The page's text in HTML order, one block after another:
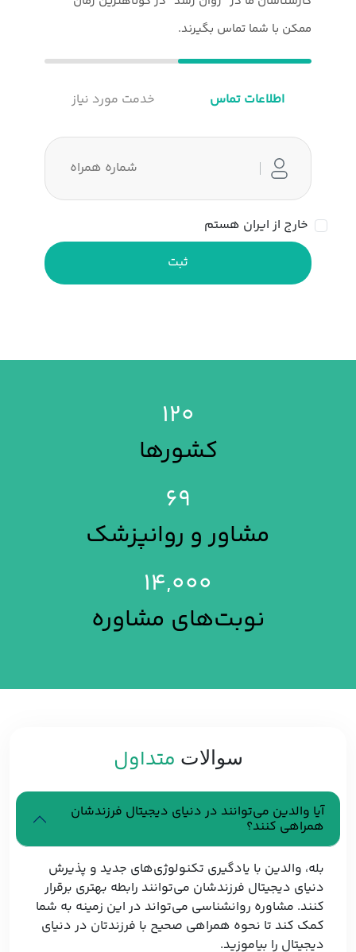
ممکن با شما تماس بگیرند.
اطلاعات تماس خدمت مورد نیاز
خارج از ایران هستم
ثبت
۱۲۰
کشورها
۶۹
مشاور و روانپزشک
۱۴,۰۰۰
نوبت‌های مشاوره
سوالات متداول
آیا والدین می‌توانند در دنیای دیجیتال فرزندشان
همراهی کنند؟
بله، والدین با یادگیری تکنولوژی‌های جدید و پذیرش
دنیای دیجیتال فرزندشان می‌توانند رابطه بهتری برقرار
کنند. مشاوره روانشناسی می‌تواند در این زمینه به شما
کمک کند تا نحوه همراهی صحیح با فرزندتان در دنیای
دیجیتال را بیاموزید.